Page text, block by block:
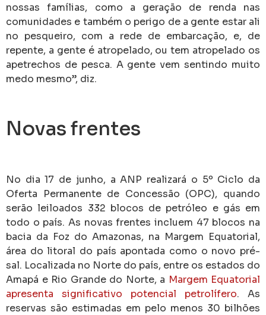
nossas famílias, como a geração de renda nas
comunidades e também o perigo de a gente estar ali
no pesqueiro, com a rede de embarcação, e, de
repente, a gente é atropelado, ou tem atropelado os
apetrechos de pesca. A gente vem sentindo muito
medo mesmo”, diz.
Novas frentes
No dia 17 de junho, a ANP realizará o 5º Ciclo da
Oferta Permanente de Concessão (OPC), quando
serão leiloados 332 blocos de petróleo e gás em
todo o país. As novas frentes incluem 47 blocos na
bacia da Foz do Amazonas, na Margem Equatorial,
área do litoral do país apontada como o novo pré-
sal. Localizada no Norte do país, entre os estados do
Amapá e Rio Grande do Norte, a Margem Equatorial
apresenta significativo potencial petrolífero. As
reservas são estimadas em pelo menos 30 bilhões